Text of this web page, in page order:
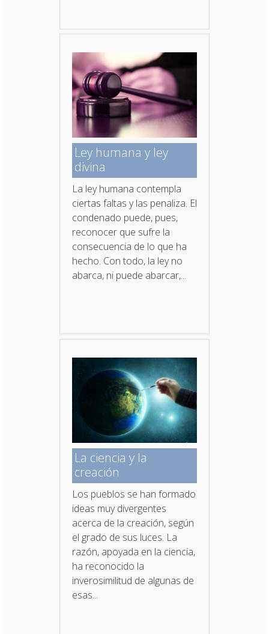
Ley humana y ley
divina
La ley humana contempla
ciertas faltas y las penaliza. El
condenado puede, pues,
reconocer que sufre la
consecuencia de lo que ha
hecho. Con todo, la ley no
abarca, ni puede abarcar,...
La ciencia y la
creación
Los pueblos se han formado
ideas muy divergentes
acerca de la creación, según
el grado de sus luces. La
razón, apoyada en la ciencia,
ha reconocido la
inverosimilitud de algunas de
esas...